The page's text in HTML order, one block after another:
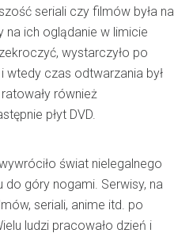
seriali czy filmów była na
na ich oglądanie w limicie
wystarczyło po
wtedy czas odtwarzania był
również
płyt DVD.
świat nielegalnego
góry nogami. Serwisy, na
seriali, anime itd. po
ludzi pracowało dzień i